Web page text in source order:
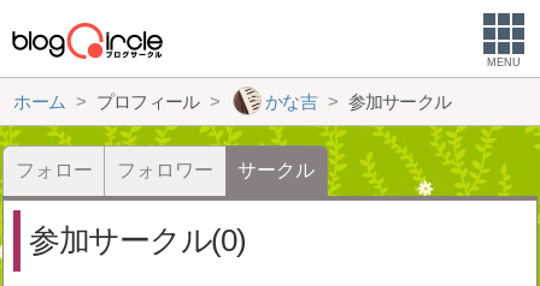
MENU
ホーム プロフィール かな吉 参加サークル
フォロー フォロワー サークル
参加サークル(0)